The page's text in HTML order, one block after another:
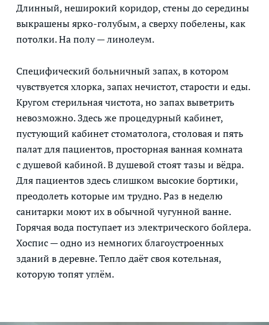
Длинный, неширокий коридор, стены до середины
выкрашены ярко-голубым, а сверху побелены, как
потолки. На полу — линолеум.
Специфический больничный запах, в котором
чувствуется хлорка, запах нечистот, старости и еды.
Кругом стерильная чистота, но запах выветрить
невозможно. Здесь же процедурный кабинет,
пустующий кабинет стоматолога, столовая и пять
палат для пациентов, просторная ванная комната
с душевой кабиной. В душевой стоят тазы и вёдра.
Для пациентов здесь слишком высокие бортики,
преодолеть которые им трудно. Раз в неделю
санитарки моют их в обычной чугунной ванне.
Горячая вода поступает из электрического бойлера.
Хоспис — одно из немногих благоустроенных
зданий в деревне. Тепло даёт своя котельная,
которую топят углём.